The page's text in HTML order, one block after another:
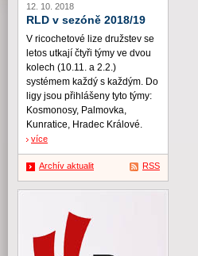
12. 10. 2018
RLD v sezóně 2018/19
V ricochetové lize družstev se
letos utkají čtyři týmy ve dvou
kolech (10.11. a 2.2.)
systémem každý s každým. Do
ligy jsou přihlášeny tyto týmy:
Kosmonosy, Palmovka,
Kunratice, Hradec Králové.
více
Archív aktualit RSS